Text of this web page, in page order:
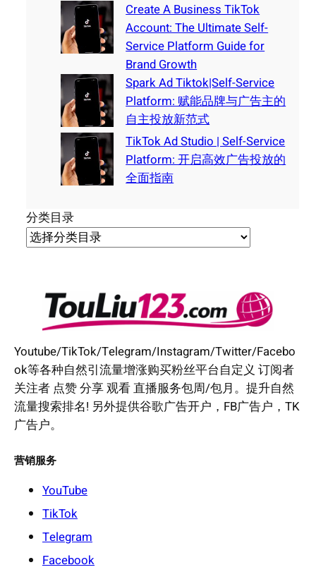
Create A Business TikTok
Account: The Ultimate Self-
Service Platform Guide for
Brand Growth
Spark Ad Tiktok|Self-Service
Platform: 赋能品牌与广告主的
自主投放新范式
TikTok Ad Studio | Self-Service
Platform: 开启高效广告投放的
全面指南
分类目录
Youtube/TikTok/Telegram/Instagram/Twitter/Facebo
ok等各种自然引流量增涨购买粉丝平台自定义 订阅者
关注者 点赞 分享 观看 直播服务包周/包月。提升自然
流量搜索排名! 另外提供谷歌广告开户，FB广告户，TK
广告户。
营销服务
YouTube
TikTok
Telegram
Facebook